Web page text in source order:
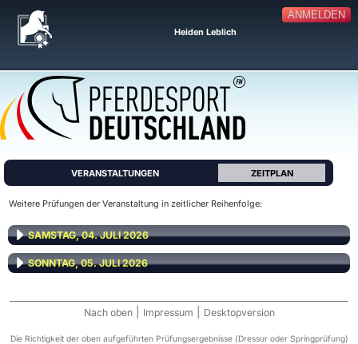
ANMELDEN
Heiden Leblich
VERANSTALTUNGEN ZEITPLAN
Weitere Prüfungen der Veranstaltung in zeitlicher Reihenfolge:
SAMSTAG, 04. JULI 2026
SONNTAG, 05. JULI 2026
Nach oben Impressum Desktopversion
Die Richtigkeit der oben aufgeführten Prüfungsergebnisse (Dressur oder Springprüfung)